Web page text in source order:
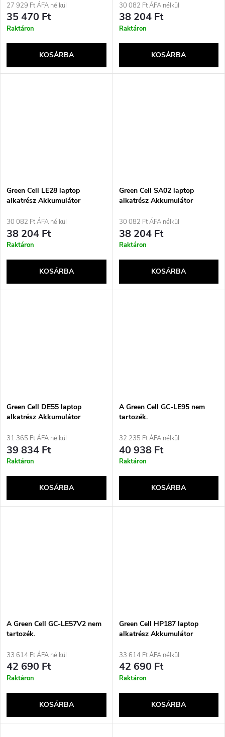
27 929 Ft ÁFA nélkül
35 470 Ft
Raktáron
KOSÁRBA
30 082 Ft ÁFA nélkül
38 204 Ft
Raktáron
KOSÁRBA
Green Cell LE28 laptop
alkatrész Akkumulátor
30 082 Ft ÁFA nélkül
38 204 Ft
Raktáron
KOSÁRBA
Green Cell SA02 laptop
alkatrész Akkumulátor
30 082 Ft ÁFA nélkül
38 204 Ft
Raktáron
KOSÁRBA
Green Cell DE55 laptop
alkatrész Akkumulátor
31 365 Ft ÁFA nélkül
39 834 Ft
Raktáron
KOSÁRBA
A Green Cell GC-LE95 nem
tartozék.
32 235 Ft ÁFA nélkül
40 938 Ft
Raktáron
KOSÁRBA
A Green Cell GC-LE57V2 nem
tartozék.
33 614 Ft ÁFA nélkül
42 690 Ft
Raktáron
KOSÁRBA
Green Cell HP187 laptop
alkatrész Akkumulátor
33 614 Ft ÁFA nélkül
42 690 Ft
Raktáron
KOSÁRBA